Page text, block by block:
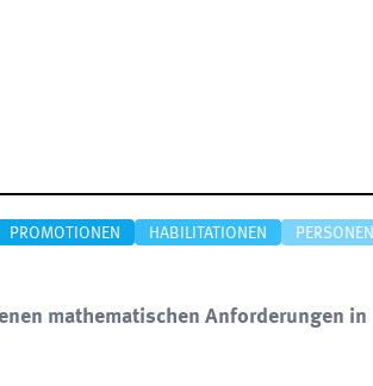
PROMOTIONEN HABILITATIONEN PERSONEN
mathematischen Anforderungen in